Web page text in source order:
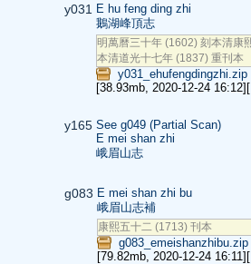
y031 E hu feng ding zhi
鵝湖峰頂志
明萬曆三十年 (1602) 刻本清康
本清道光十七年 (1837) 重刊本
y031_ehufengdingzhi.zip
[38.93mb, 2020-12-24 16:12]
y165 See g049 (Partial Scan)
E mei shan zhi
峨眉山志
g083 E mei shan zhi bu
峨眉山志補
康熙五十二 (1713) 刊本
g083_emeishanzhibu.zip
[79.82mb, 2020-12-24 16:11]